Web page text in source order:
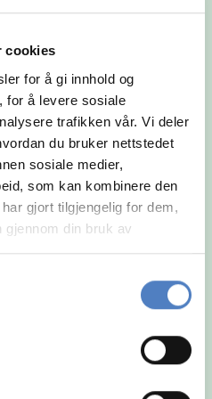
cookies
for å gi innhold og
for å levere sosiale
trafikken vår. Vi deler
du bruker nettstedet
sosiale medier,
som kan kombinere den
gjort tilgjengelig for dem,
gjennom din bruk av